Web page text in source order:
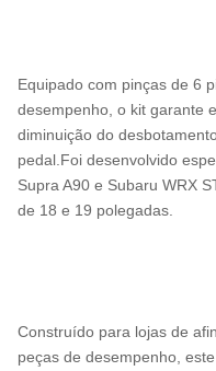
Equipado com pinças de 6
desempenho, o kit garante
diminuição do
pedal.Foi desenvolvido
Supra A90 e Subaru WRX
de 18 e 19 polegadas.
Construído para lojas de
peças de desempenho,